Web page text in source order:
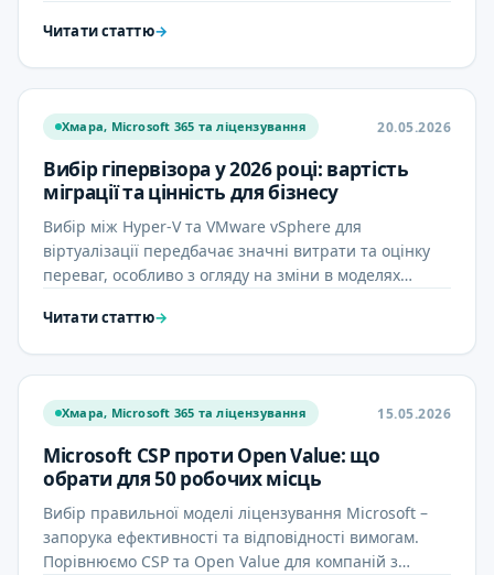
Читати статтю→
20.05.2026
Хмара, Microsoft 365 та ліцензування
Вибір гіпервізора у 2026 році: вартість
міграції та цінність для бізнесу
Вибір між Hyper-V та VMware vSphere для
віртуалізації передбачає значні витрати та оцінку
переваг, особливо з огляду на зміни в моделях
Читати статтю→
15.05.2026
Хмара, Microsoft 365 та ліцензування
Microsoft CSP проти Open Value: що
обрати для 50 робочих місць
Вибір правильної моделі ліцензування Microsoft –
запорука ефективності та відповідності вимогам.
Порівнюємо CSP та Open Value для компаній з